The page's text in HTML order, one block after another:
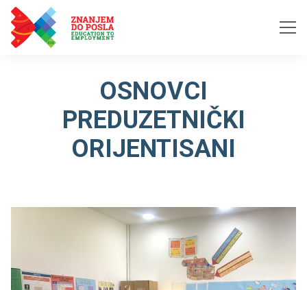
Skip to content
OSNOVCI
PREDUZETNIČKI
ORIJENTISANI